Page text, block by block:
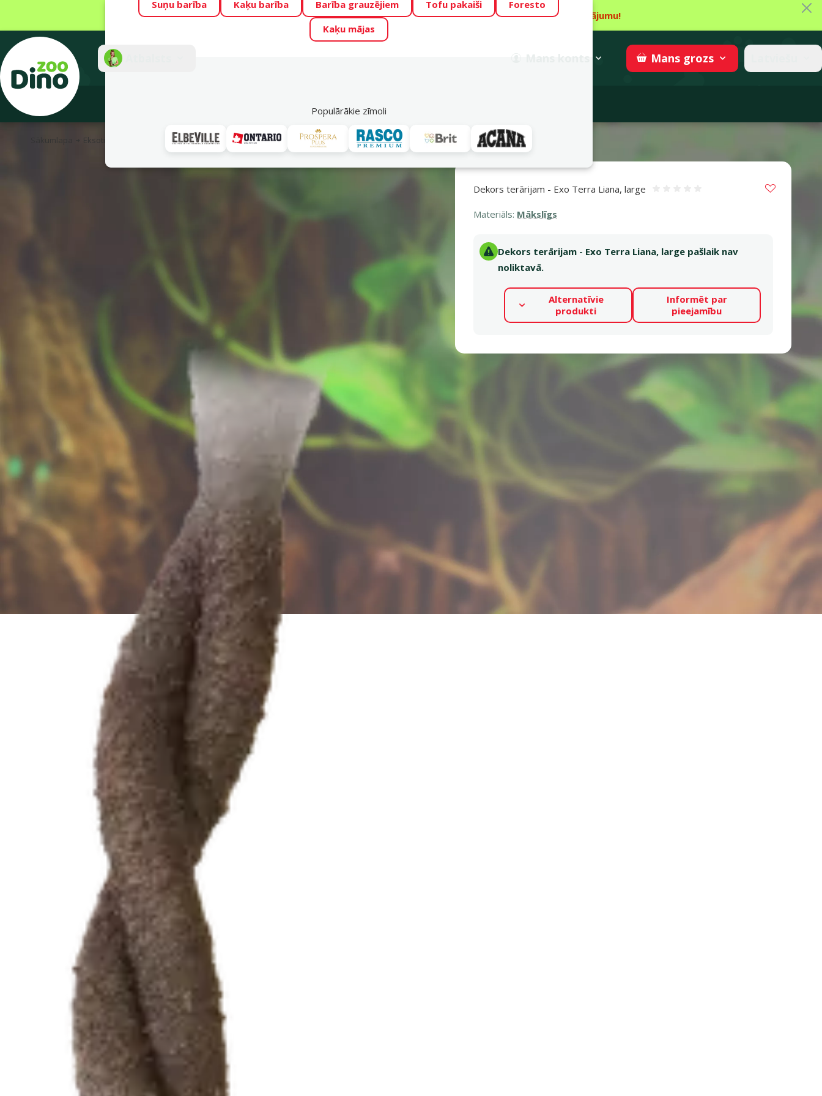
Visu mēnesi Dino Zoo piedāvā lieliskas cenas mīluļu TOP barībām! 🍖 →Skatīt piedāvājumu!
Fotokonkurss “GADA ŪSAIŅI”! Varbūt tieši Tavs mīlulis būs 2027. gada zvaigzne
Mans grozs
Suņu barība Kaķu barība Barība grauzējiem Tofu pakaiši
Foresto
Kaķu mājas
Populārākie zīmoli
Akciju piedāvājumi
Sākumlapa Eksotiskajiem Dekorācijas, paslēptuves un augi Mākslīgas koka saknes Dekors terārijam - Exo Terra Liana, large
Dekors terārijam - Exo Terra Liana, large
Materiāls: Mākslīgs
Dekors terārijam - Exo Terra Liana, large pašlaik nav
noliktavā.
Alternatīvie
produkti
Informēt par
pieejamību